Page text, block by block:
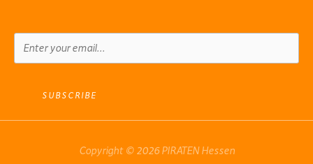
SUBSCRIBE
Copyright © 2026 PIRATEN Hessen